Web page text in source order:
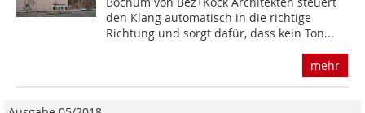
den Klang automatisch in die richtige
Richtung und sorgt dafür, dass kein Ton...
mehr